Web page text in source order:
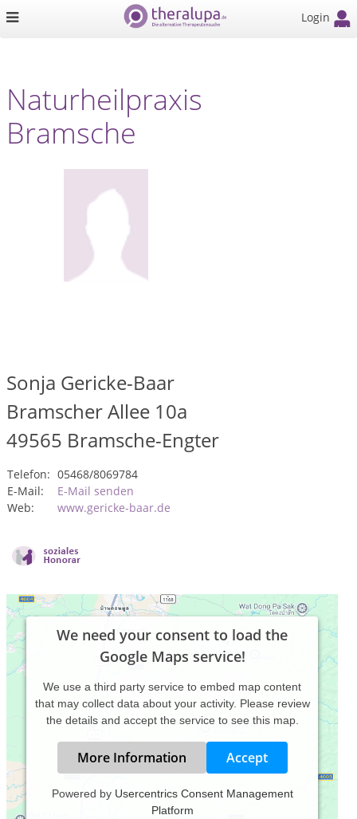
Login
Naturheilpraxis
Bramsche
Sonja Gericke-Baar
Bramscher Allee 10a
49565 Bramsche-Engter
Telefon: 05468/8069784
E-Mail:
E-Mail senden
Web:
www.gericke-baar.de
We need your consent to load the
Google Maps service!
We use a third party service to embed map content
that may collect data about your activity. Please review
the details and accept the service to see this map.
More Information Accept
Powered by Usercentrics Consent Management
Platform
Praxiszeiten: